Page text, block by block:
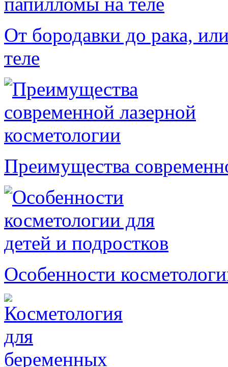
От бородавки до рака,
теле
Преимущества
Особенности